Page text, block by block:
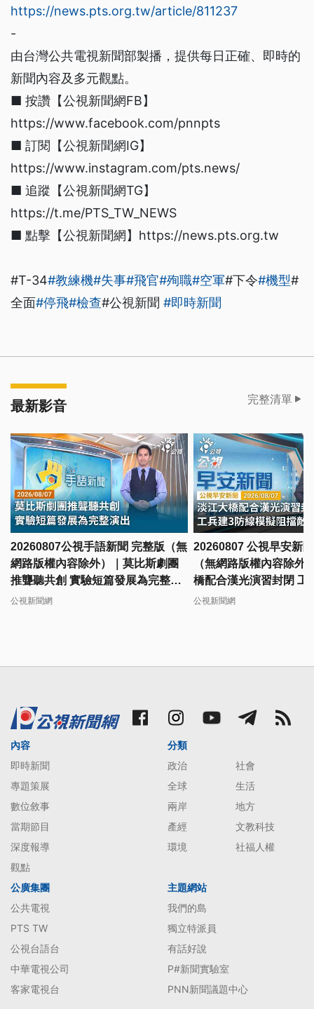
https://news.pts.org.tw/article/811237
-
由台灣公共電視新聞部製播，提供每日正確、即時的
新聞內容及多元觀點。
■ 按讚【公視新聞網FB】
https://www.facebook.com/pnnpts
■ 訂閱【公視新聞網IG】
https://www.instagram.com/pts.news/
■ 追蹤【公視新聞網TG】
https://t.me/PTS_TW_NEWS
■ 點擊【公視新聞網】https://news.pts.org.tw
#T-34#教練機#失事#飛官#殉職#空軍#下令#機型#
全面#停飛#檢查#公視新聞 #即時新聞
最新影音 完整清單
20260807公視手語新聞 完整版（無
網路版權內容除外）｜莫比斯劇團
推聾聽共創 實驗短篇發展為完整演
出
公視新聞網
20260807 公視早安新
（無網路版權內容除外
橋配合漢光演習封閉 工
擬阻擋敵軍
公視新聞網
內容
即時新聞
專題策展
數位敘事
當期節目
深度報導
觀點
分類
政治
社會
全球
生活
兩岸
地方
產經
文教科技
環境
社福人權
公廣集團
公共電視
PTS TW
公視台語台
中華電視公司
客家電視台
主題網站
我們的島
獨立特派員
有話好說
P#新聞實驗室
PNN新聞議題中心